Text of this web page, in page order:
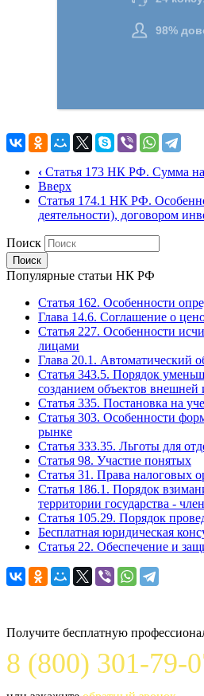
‹ Статья 173 НК РФ. Сумма
Вверх
Статья 174.1 НК РФ.
деятельности), договором
Поиск
Популярные статьи НК РФ
Статья 162. Особенности
Глава 14.6. Соглашение о
Статья 227. Особенности
лицами
Глава 20.1. Автоматический
Статья 343.5. Порядок
созданием объектов внешней
Статья 335. Постановка на
Статья 303. Особенности
рынке
Статья 333.35. Льготы для
Статья 98. Участие понятых
Статья 31. Права налоговых
Статья 186.1. Порядок
территории государства -
Статья 105.29. Порядок
Бесплатная юридическая
Статья 22. Обеспечение и
Получите бесплатную
8 (800) 301-79-